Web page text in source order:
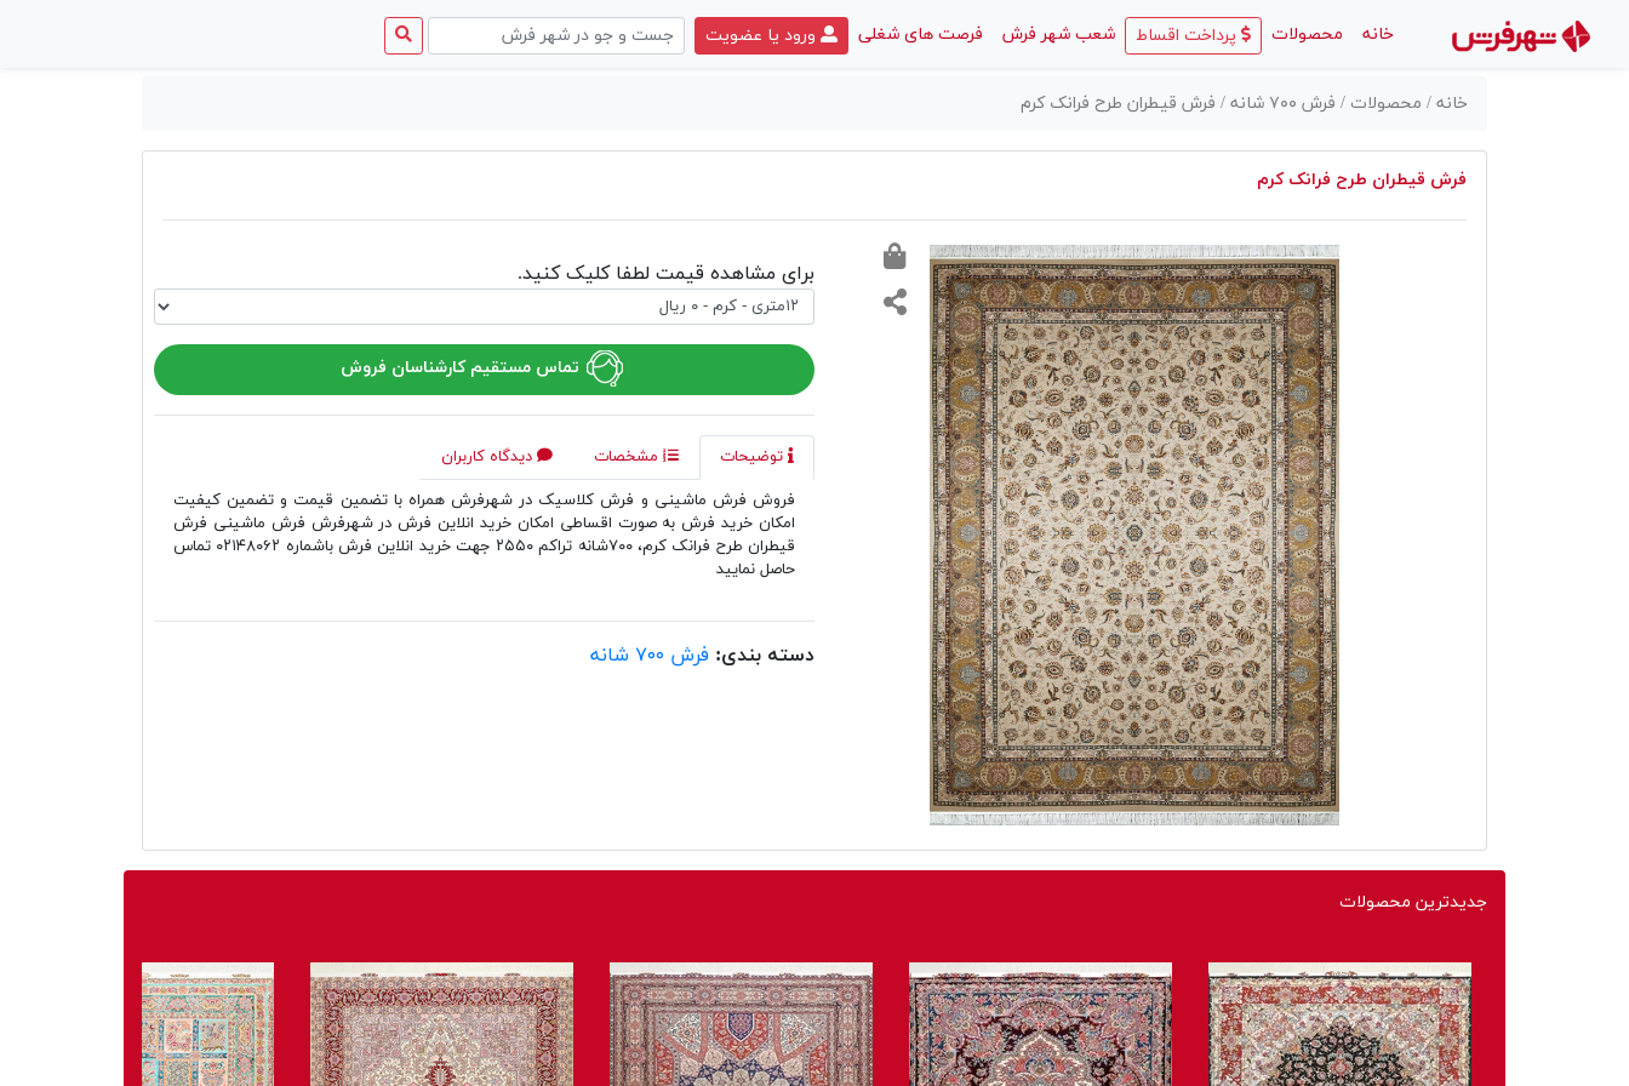
خانه
(current) محصولات پرداخت اقساط شعب شهر فرش فرصت های شغلی ورود یا عضویت
خانه / محصولات / فرش ۷۰۰ شانه / فرش قیطران طرح فرانک کرم
فرش قیطران طرح فرانک کرم
برای مشاهده قیمت لطفا کلیک کنید.
تماس مستقیم کارشناسان فروش
توضیحات مشخصات
دیدگاه کاربران
فروش فرش ماشینی و فرش کلاسیک در شهرفرش همراه با تضمین قیمت و تضمین کیفیت
امکان خرید فرش به صورت اقساطی امکان خرید انلاین فرش در شهرفرش فرش ماشینی فرش
قیطران طرح فرانک کرم، ۷۰۰شانه تراکم ۲۵۵۰ جهت خرید انلاین فرش باشماره ۰۲۱۴۸۰۶۲ تماس
حاصل نمایید
دسته بندی: فرش ۷۰۰ شانه
جدیدترین محصولات